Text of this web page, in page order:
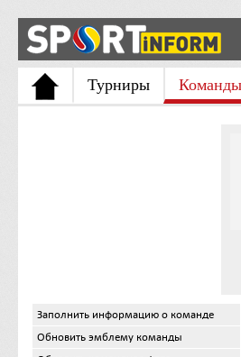
Турниры Команды
Заполнить информацию о команде
Обновить эмблему команды